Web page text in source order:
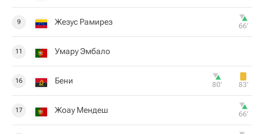
9 Жезус Рамирез 66‎’‎
11 Умару Эмбало
16 Бени 80‎’‎ 83‎’‎
17 Жоау Мендеш 66‎’‎